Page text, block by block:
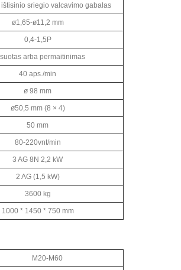
sriegio valcavimo gabalas
ø1,65-ø11,2 mm
0,4-1,5P
arba permaitinimas
40 aps./min
ø 98 mm
ø50,5 mm (8 × 4)
50 mm
80-220vnt/min
3 AG 8N 2,2 kW
2 AG (1,5 kW)
3600 kg
1000 * 1450 * 750 mm
M20-M60